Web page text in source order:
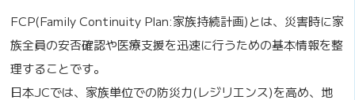
FCP(Family Continuity Plan:家族持続計画)とは、災害時に家
族全員の安否確認や医療支援を迅速に行うための基本情報を整
理することです。
日本JCでは、家族単位での防災力(レジリエンス)を高め、地